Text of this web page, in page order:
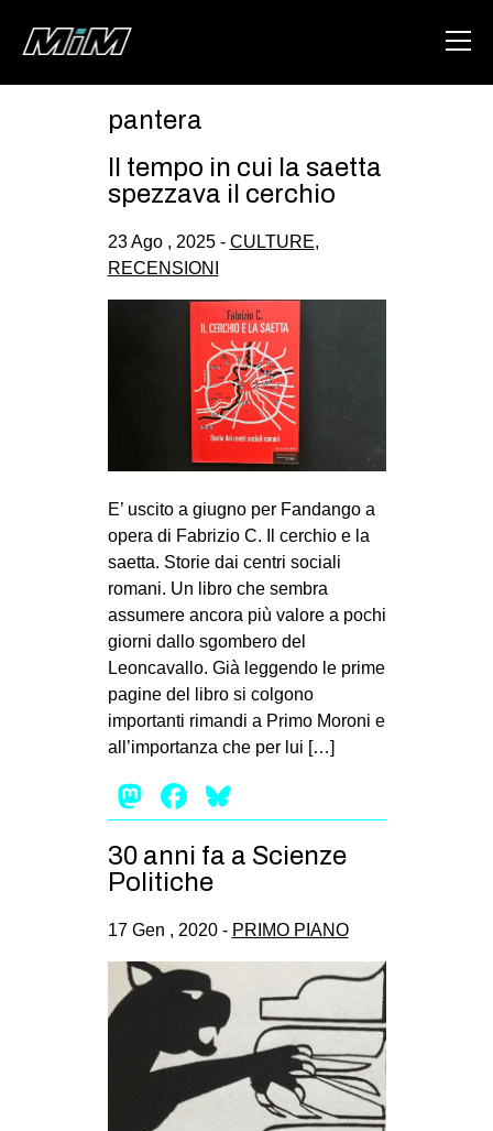
ABOUT
AREA
DEGENERAZIONE
GAZA FREESTYLE
CSOA LAMBRETTA
MSM
STUDENTI TSUNAMI
ZAM
MILANO
MOBILITAZIONI
SPAZI
SPORT POPOLARE
MOVIMENTI
AMBIENTE
ANTIFASCISMO
MIGRAZIONI
PRECARIATO
REPRESSIONE
STUDENTI
CULTURE
ARTE
CINEMA
MANIFESTI
pantera
Il tempo in cui la saetta
spezzava il cerchio
23 Ago , 2025 - CULTURE,
RECENSIONI
E’ uscito a giugno per Fandango a
opera di Fabrizio C. Il cerchio e la
saetta. Storie dai centri sociali
romani. Un libro che sembra
assumere ancora più valore a pochi
giorni dallo sgombero del
Leoncavallo. Già leggendo le prime
pagine del libro si colgono
importanti rimandi a Primo Moroni e
all’importanza che per lui […]
Mastodon
Facebook
30 anni fa a Scienze
Politiche
17 Gen , 2020 - PRIMO PIANO